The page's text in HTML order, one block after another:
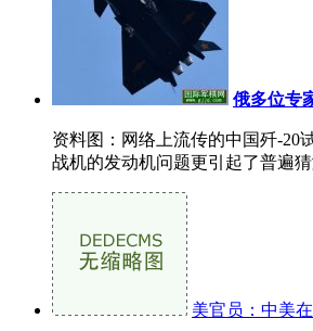
俄多位专
资料图：网络上流传的中国歼-20
战机的发动机问题更引起了普遍
美官员：中美